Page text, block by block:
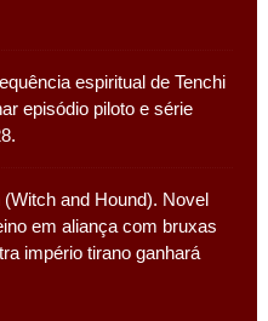
espiritual de Tenchi
episódio piloto e série
and Hound). Novel
em aliança com bruxas
império tirano ganhará